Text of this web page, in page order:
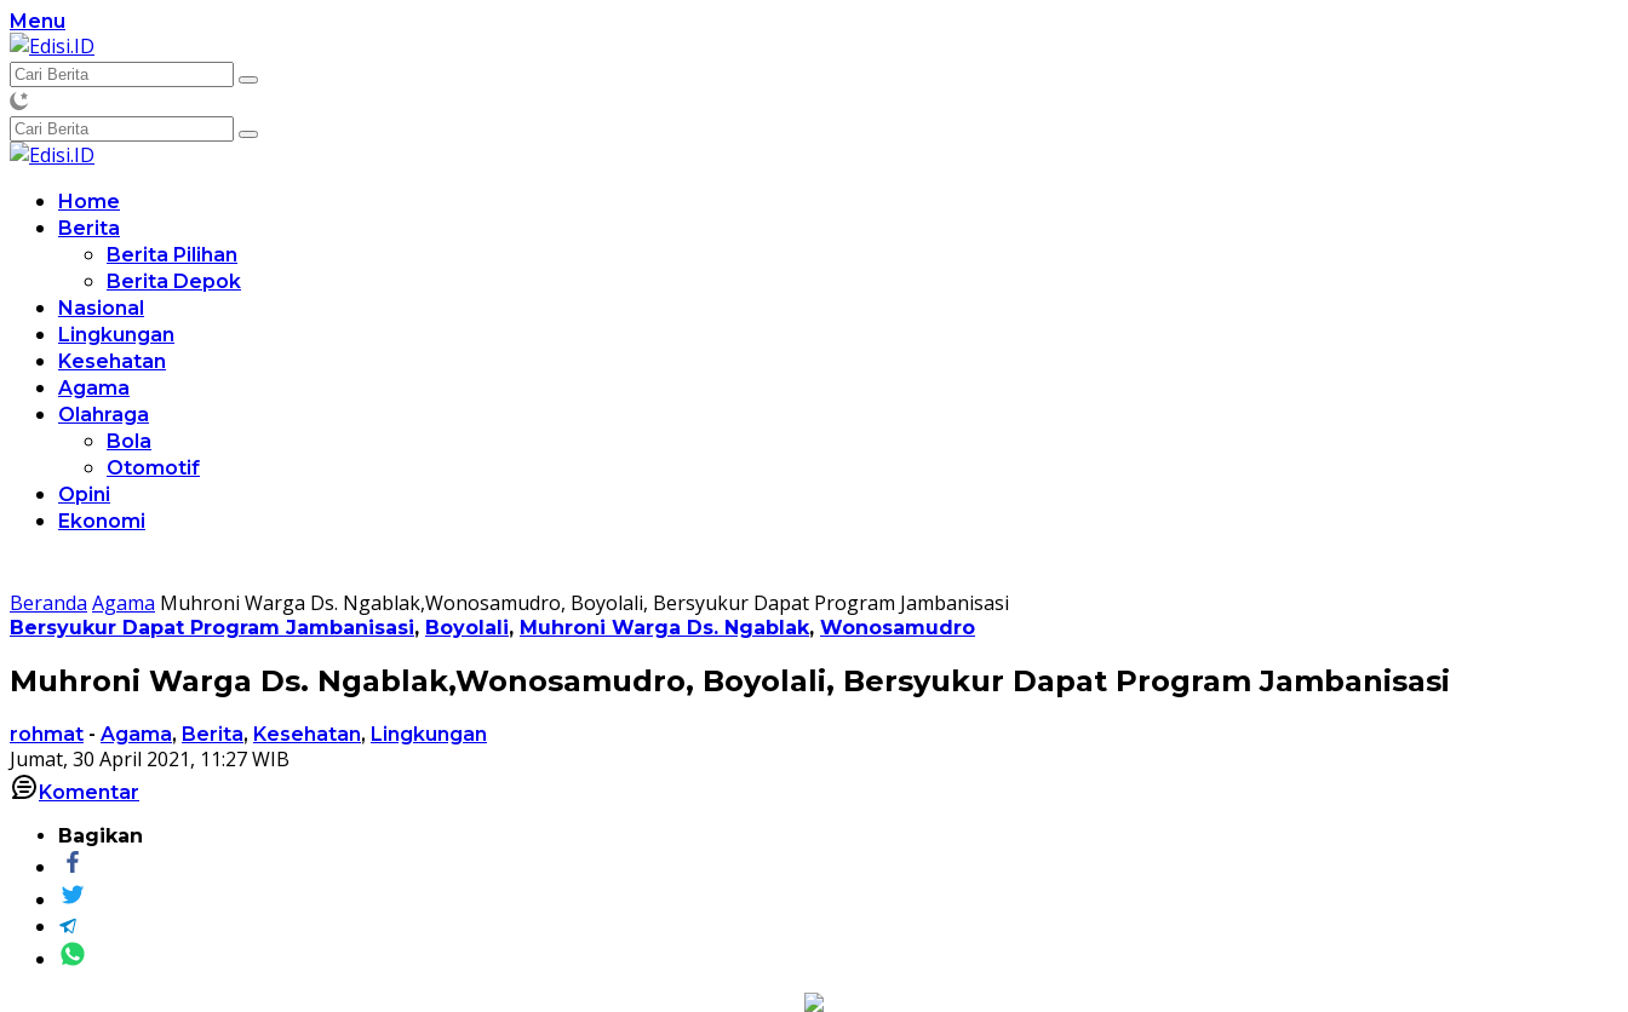
Langsung
ke
konten
Menu
Home
Berita
Berita Pilihan
Berita Depok
Nasional
Lingkungan
Kesehatan
Agama
Olahraga
Bola
Otomotif
Opini
Ekonomi
Beranda Agama Muhroni Warga Ds. Ngablak,Wonosamudro, Boyolali, Bersyukur Dapat Program Jambanisasi
Bersyukur Dapat Program Jambanisasi, Boyolali, Muhroni Warga Ds. Ngablak, Wonosamudro
Muhroni Warga Ds. Ngablak,Wonosamudro, Boyolali, Bersyukur Dapat Program Jambanisasi
rohmat - Agama, Berita, Kesehatan, Lingkungan
Jumat, 30 April 2021, 11:27 WIB
Komentar
Bagikan